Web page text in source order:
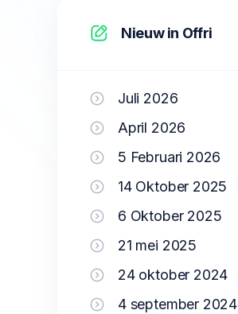
Nieuw in Offri
Juli 2026
April 2026
5 Februari 2026
14 Oktober 2025
6 Oktober 2025
21 mei 2025
24 oktober 2024
4 september 2024